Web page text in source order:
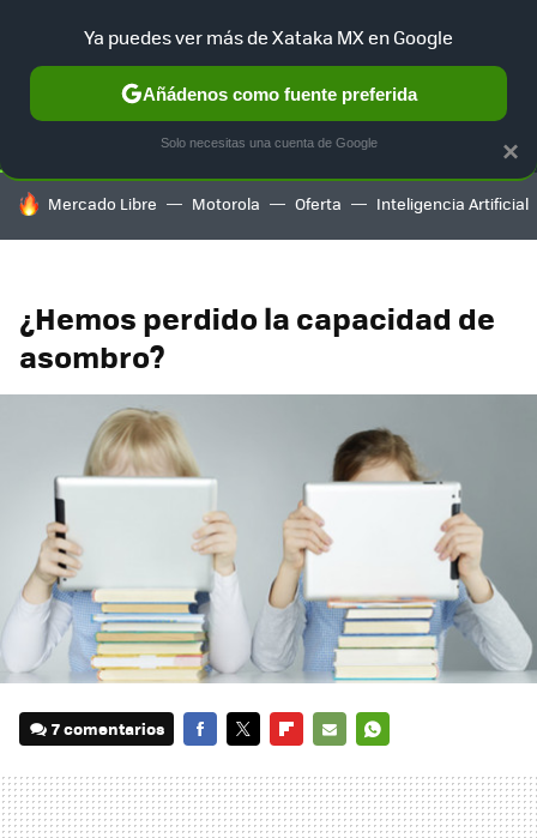
SELECCIÓN GAMING HOME AUTO TERRITORIO
HOY SE HABLA DE
Mercado Libre Motorola Oferta Inteligencia Artificial
¿Hemos perdido la capacidad de
asombro?
7 comentarios
MAIL
×
Ya puedes ver más de Xataka MX en Google
Añádenos como fuente preferida
Solo necesitas una cuenta de Google